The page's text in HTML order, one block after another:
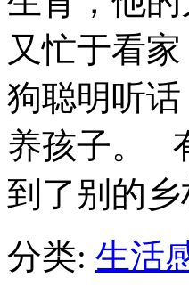
又忙于看
狗聪明听
养孩子。
到了别的
分类: 生活